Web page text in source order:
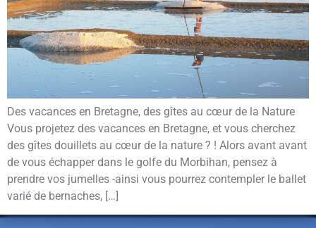
Des vacances en Bretagne, des gîtes au cœur de la Nature
Vous projetez des vacances en Bretagne, et vous cherchez
des gîtes douillets au cœur de la nature ? ! Alors avant avant
de vous échapper dans le golfe du Morbihan, pensez à
prendre vos jumelles -ainsi vous pourrez contempler le ballet
varié de bernaches, […]